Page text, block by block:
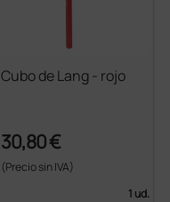
Cubo de Lang - rojo
30,80 €
(Precio sin IVA)
1 ud.